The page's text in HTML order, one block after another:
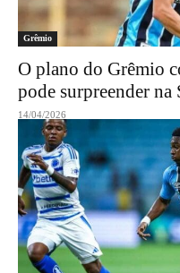
Grêmio
O plano do Grêmio
pode surpreender
14/04/2026